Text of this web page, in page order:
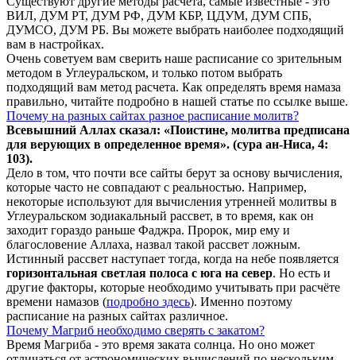
ВИЛ, ДУМ РТ, ДУМ РФ, ДУМ КБР, ЦДУМ, ДУМ СПБ,
ДУМСО, ДУМ РБ. Вы можете выбрать наиболее подходящий
вам в настройках.
Очень советуем вам сверить наше расписание со зрительным
методом в Углеуральском, и только потом выбрать
подходящий вам метод расчета. Как определять время намаза
правильно, читайте подробно в нашей статье по ссылке выше.
Почему на разных сайтах разное расписание молитв?
Всевышний Аллах сказал: «Поистине, молитва предписана
для верующих в определенное время». (сура ан-Ниса, 4:
103).
Дело в том, что почти все сайты берут за основу вычисления,
которые часто не совпадают с реальностью. Например,
некоторые используют для вычисления утренней молитвы в
Углеуральском зодиакальный рассвет, в то время, как он
заходит гораздо раньше Фаджра. Пророк, мир ему и
благословение Аллаха, назвал такой рассвет ложным.
Истинный рассвет наступает тогда, когда на небе появляется
горизонтальная светлая полоса с юга на север. Но есть и
другие факторы, которые необходимо учитывать при расчёте
времени намазов (подробно здесь). Именно поэтому
расписание на разных сайтах различное.
Почему Магриб необходимо сверять с закатом?
Время Магриба - это время заката солнца. Но оно может